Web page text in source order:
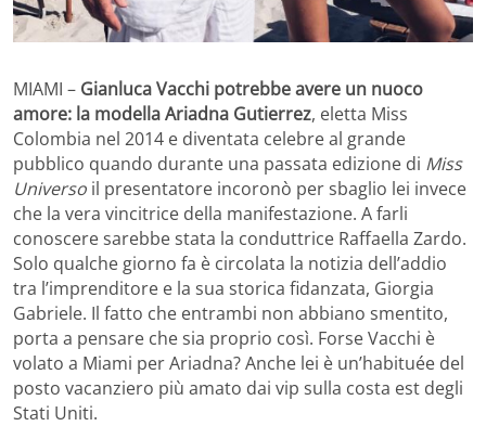
MIAMI – Gianluca Vacchi potrebbe avere un nuoco
amore: la modella Ariadna Gutierrez, eletta Miss
Colombia nel 2014 e diventata celebre al grande
pubblico quando durante una passata edizione di Miss
Universo il presentatore incoronò per sbaglio lei invece
che la vera vincitrice della manifestazione. A farli
conoscere sarebbe stata la conduttrice Raffaella Zardo.
Solo qualche giorno fa è circolata la notizia dell’addio
tra l’imprenditore e la sua storica fidanzata, Giorgia
Gabriele. Il fatto che entrambi non abbiano smentito,
porta a pensare che sia proprio così. Forse Vacchi è
volato a Miami per Ariadna? Anche lei è un’habituée del
posto vacanziero più amato dai vip sulla costa est degli
Stati Uniti.